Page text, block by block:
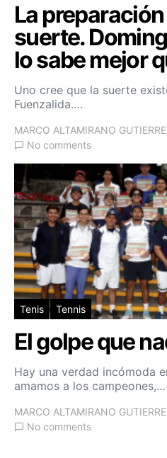
La
suerte.
lo sabe mejor
Uno cree que la suerte
Fuenzalida.…
MARCO ALTAMIRANO
No comments
Tenis Tennis
El golpe que
Hay una verdad incómoda
amamos a los campeones,…
MARCO ALTAMIRANO
No comments